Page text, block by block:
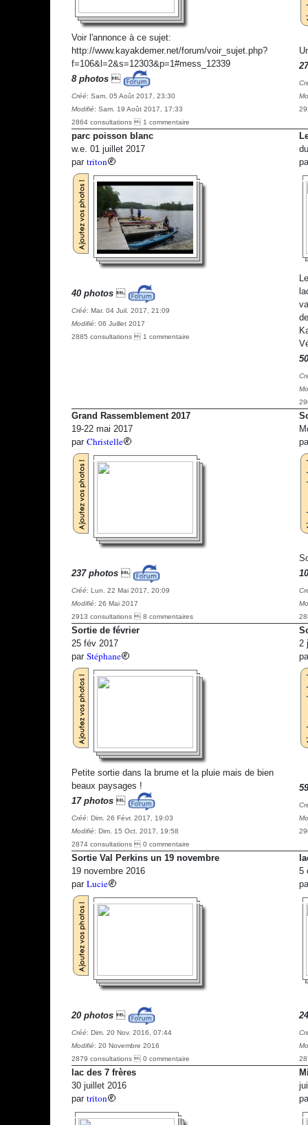
Voir l'annonce à ce sujet:
http://www.kayakdemer.net/forum/voir_sujet.php?
f=106&l=2&s=12303&p=1#mess_12339
8 photos
Créé: Sam. 05 Août 2017, 23:30
Modifié: Sam. 19 Août 2017, 17:33
2864 consultations  1 commentaire
parc poisson blanc
w.e. 01 juillet 2017
par triton
40 photos
Créé: Mar. 04 Juil. 2017, 21:09
Modifié: 06 Juillet 2017
2885 consultations  1 commentaire
Grand Rassemblement 2017
19-22 mai 2017
par Christelle
237 photos
Créé: Lun. 22 Mai 2017, 20:09
Modifié: 26 Mai 2017
2913 consultations  8 commentaires
Sortie de février
25 fév 2017
par Stéphane
Petite sortie dans la brume et la pluie mais de bien
beaux paysages !
17 photos
Créé: Dim. 26 Févr. 2017, 19:03
Modifié: Dim. 15 Oct. 2017, 19:58
2874 consultations  0 commentaire
2
Sortie Val Perkins un 19 novembre
19 novembre 2016
par Lucie
20 photos
Créé: Dim. 20 Nov. 2016, 07:44
Modifié: 20 Novembre 2016
2879 consultations  0 commentaire
5
lac des 7 frères
30 juillet 2016
par triton